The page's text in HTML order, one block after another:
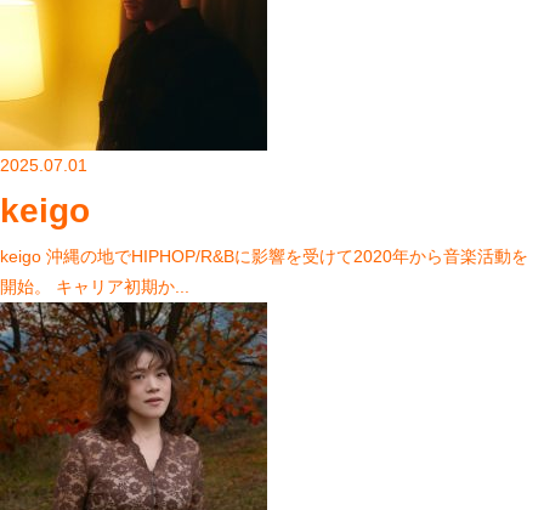
2025.07.01
keigo
keigo 沖縄の地でHIPHOP/R&Bに影響を受けて2020年から音楽活動を
開始。 キャリア初期か...